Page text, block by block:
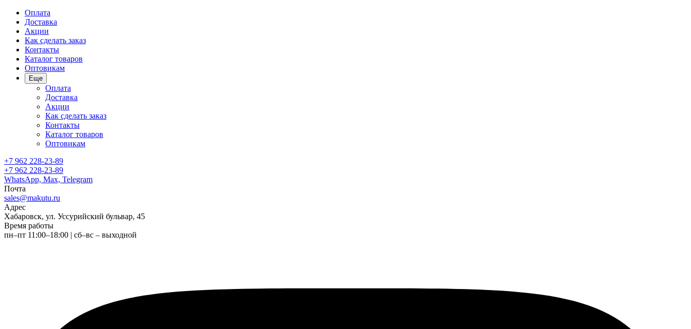
Оплата
Доставка
Акции
Как сделать заказ
Контакты
Каталог товаров
Оптовикам
Еще
Оплата
Доставка
Акции
Как сделать заказ
Контакты
Каталог товаров
Оптовикам
+7 962 228-23-89
+7 962 228-23-89
WhatsApp, Max, Telegram
Почта
sales@makutu.ru
Адрес
Хабаровск, ул. Уссурийский бульвар, 45
Время работы
пн–пт 11:00–18:00 | сб–вс – выходной